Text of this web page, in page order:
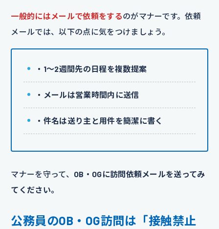
一般的にはメールで依頼をするのがマナーです。依頼
メールでは、以下の点に気をつけましょう。
・1〜2週間先の日程を複数提案
・メールは営業時間内に送信
・件名は送り主と用件を簡潔に書く
マナーを守って、 OB・OGに訪問依頼メールを送ってみ
てください。
公務員のOB・OG訪問は「接触禁止